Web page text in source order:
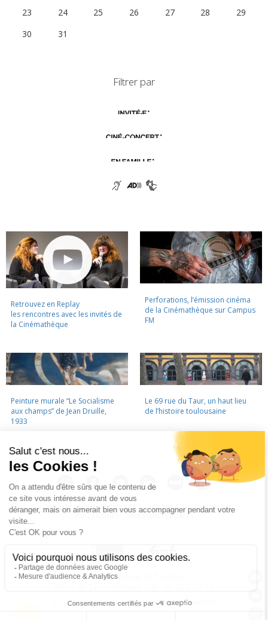
23
24 25 26 27 28
29
30
31
Filtrer par
Retrouvez en Replay
les rencontres avec les invités de
la Cinémathèque
Perforations, l’émission cinéma
de la Cinémathèque sur Campus
FM
Peinture murale “Le Socialisme
aux champs” de Jean Druille,
1933
Le 69 rue du Taur, un haut lieu
de l’histoire toulousaine
LA CINÉMATHÈQUE · CONTACTS · LETTRE D'INFORMATION ·
PARTENAIRES
MENTIONS LÉGALES
La Cinémathèque de Toulouse
La Cinémathèque de Toulouse © 2015. Tous droits réservés.